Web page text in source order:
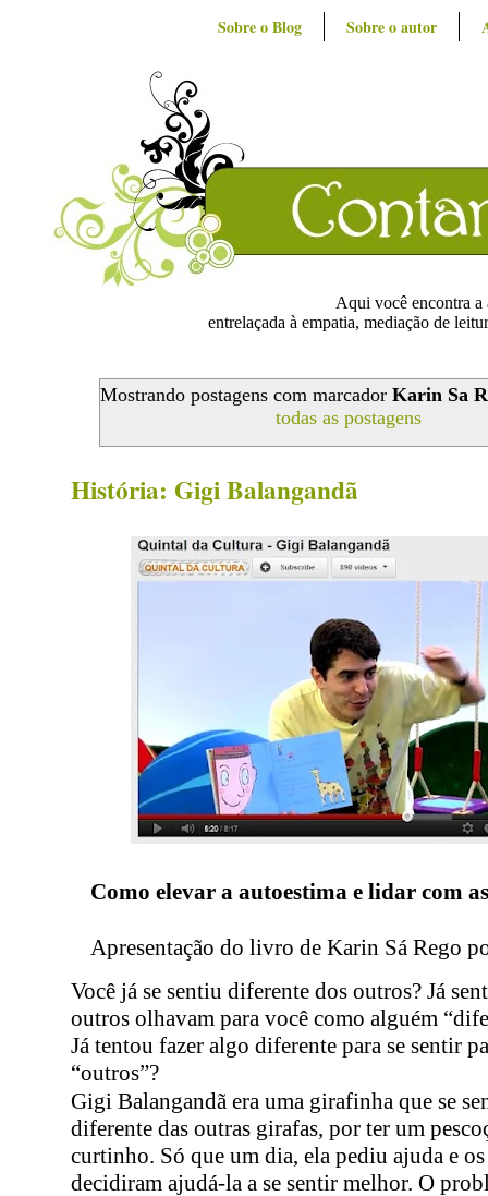
Sobre o Blog Sobre o autor
Aqui você encontra
entrelaçada à empatia, mediação de
Mostrando postagens com marcador Karin Sa
todas as postagens
História: Gigi Balangandã
Como elevar a autoestima e lidar com
Apresentação do livro de Karin Sá Rego
Você já se sentiu diferente dos outros? Já
outros olhavam para você como alguém
Já tentou fazer algo diferente para se sentir
“outros”?
Gigi Balangandã era uma girafinha que se
diferente das outras girafas, por ter um
curtinho. Só que um dia, ela pediu ajuda e
decidiram ajudá-la a se sentir melhor. O